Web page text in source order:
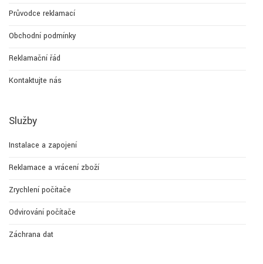
Průvodce reklamací
Obchodní podmínky
Reklamační řád
Kontaktujte nás
Služby
Instalace a zapojení
Reklamace a vrácení zboží
Zrychlení počítače
Odvirování počítače
Záchrana dat